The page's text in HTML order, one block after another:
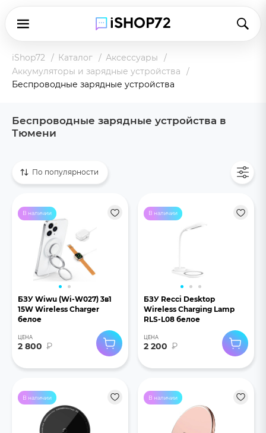
iShop72 Каталог
Аксессуары
Аккумуляторы и зарядные устройства
Беспроводные зарядные устройства
Беспроводные зарядные устройства в
Тюмени
По популярности
В наличии
БЗУ Wiwu (Wi-W027) 3в1
15W Wireless Charger
белое
ЦЕНА
2 800 ₽
В наличии
БЗУ Recci Desktop
Wireless Charging Lamp
RLS-L08 белое
ЦЕНА
2 200 ₽
В наличии В наличии